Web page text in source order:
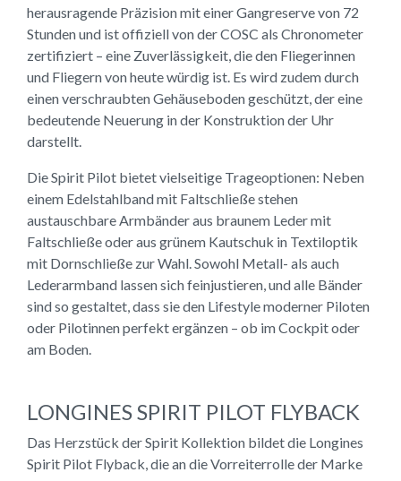
herausragende Präzision mit einer Gangreserve von 72
Stunden und ist offiziell von der COSC als Chronometer
zertifiziert – eine Zuverlässigkeit, die den Fliegerinnen
und Fliegern von heute würdig ist. Es wird zudem durch
einen verschraubten Gehäuseboden geschützt, der eine
bedeutende Neuerung in der Konstruktion der Uhr
darstellt.
Die Spirit Pilot bietet vielseitige Trageoptionen: Neben
einem Edelstahlband mit Faltschließe stehen
austauschbare Armbänder aus braunem Leder mit
Faltschließe oder aus grünem Kautschuk in Textiloptik
mit Dornschließe zur Wahl. Sowohl Metall- als auch
Lederarmband lassen sich feinjustieren, und alle Bänder
sind so gestaltet, dass sie den Lifestyle moderner Piloten
oder Pilotinnen perfekt ergänzen – ob im Cockpit oder
am Boden.
LONGINES SPIRIT PILOT FLYBACK
Das Herzstück der Spirit Kollektion bildet die Longines
Spirit Pilot Flyback, die an die Vorreiterrolle der Marke